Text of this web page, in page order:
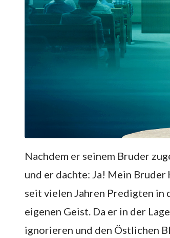
Nachdem er seinem Bruder
und er dachte: Ja! Mein
seit vielen Jahren Predigten in
eigenen Geist. Da er in der
ignorieren und den Östlichen